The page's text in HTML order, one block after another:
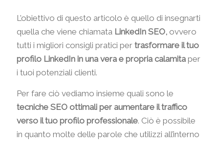
L’obiettivo di questo articolo è quello di insegnarti
quella che viene chiamata LinkedIn SEO,ovvero
tutti i migliori consigli pratici per trasformare il tuo
profilo LinkedIn in una vera e propria calamitaper
i tuoi potenziali clienti.
Per fare ciò vediamo insieme quali sono le
tecniche SEO ottimali per aumentare il traffico
verso il tuo profilo professionale. Ciò è possibile
in quanto molte delle parole che utilizzi all’interno